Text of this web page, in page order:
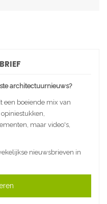
architectuurnieuws?
een boeiende mix van
maar video's,
nieuwsbrieven in